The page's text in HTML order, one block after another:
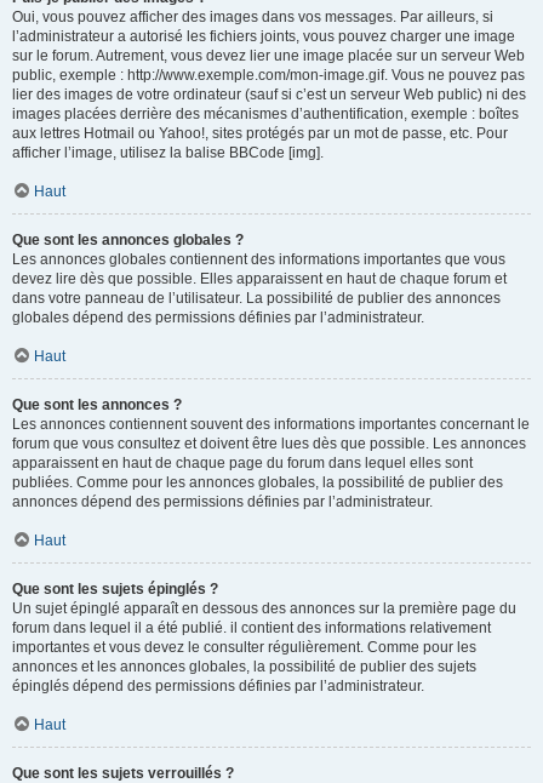
Oui, vous pouvez afficher des images dans vos messages. Par ailleurs, si
l’administrateur a autorisé les fichiers joints, vous pouvez charger une image
sur le forum. Autrement, vous devez lier une image placée sur un serveur Web
public, exemple : http://www.exemple.com/mon-image.gif. Vous ne pouvez pas
lier des images de votre ordinateur (sauf si c’est un serveur Web public) ni des
images placées derrière des mécanismes d’authentification, exemple : boîtes
aux lettres Hotmail ou Yahoo!, sites protégés par un mot de passe, etc. Pour
afficher l’image, utilisez la balise BBCode [img].
Haut
Que sont les annonces globales ?
Les annonces globales contiennent des informations importantes que vous
devez lire dès que possible. Elles apparaissent en haut de chaque forum et
dans votre panneau de l’utilisateur. La possibilité de publier des annonces
globales dépend des permissions définies par l’administrateur.
Haut
Que sont les annonces ?
Les annonces contiennent souvent des informations importantes concernant le
forum que vous consultez et doivent être lues dès que possible. Les annonces
apparaissent en haut de chaque page du forum dans lequel elles sont
publiées. Comme pour les annonces globales, la possibilité de publier des
annonces dépend des permissions définies par l’administrateur.
Haut
Que sont les sujets épinglés ?
Un sujet épinglé apparaît en dessous des annonces sur la première page du
forum dans lequel il a été publié. il contient des informations relativement
importantes et vous devez le consulter régulièrement. Comme pour les
annonces et les annonces globales, la possibilité de publier des sujets
épinglés dépend des permissions définies par l’administrateur.
Haut
Que sont les sujets verrouillés ?